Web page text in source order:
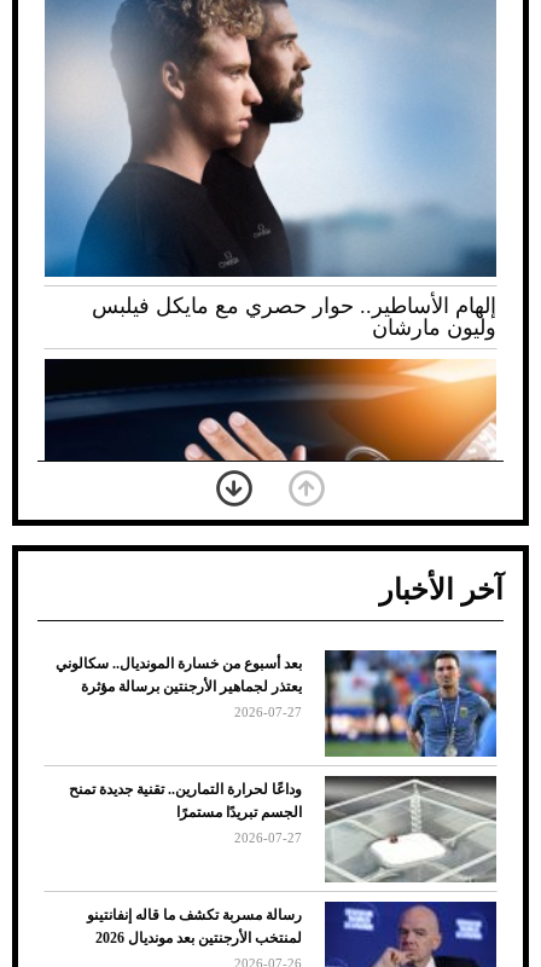
إلهام الأساطير.. حوار حصري مع مايكل فيلبس
وليون مارشان
ضعف تبريد مكيف السيارة عند الوقوف.. أشهر
الأسباب والحلول
آخر الأخبار
بعد أسبوع من خسارة المونديال.. سكالوني
يعتذر لجماهير الأرجنتين برسالة مؤثرة
2026-07-27
وداعًا لحرارة التمارين.. تقنية جديدة تمنح
الجسم تبريدًا مستمرًا
2026-07-27
رسالة مسربة تكشف ما قاله إنفانتينو
لمنتخب الأرجنتين بعد مونديال 2026
2026-07-26